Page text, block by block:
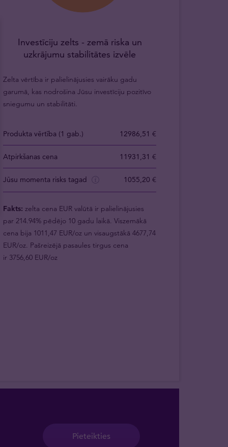
Investīciju zelts - zemā riska un
uzkrājumu stabilitātes izvēle
Zelta vērtība ir palielinājusies vairāku gadu
garumā, kas nodrošina Jūsu investīciju pozitīvo
sniegumu un stabilitāti.
Produkta vērtība (1 gab.) 12986,51 €
Atpirkšanas cena 11931,31 €
Jūsu momenta risks tagad 1055,20 €
Fakts: zelta cena EUR valūtā ir palielinājusies
par 214.94% pēdējo 10 gadu laikā. Viszemākā
cena bija 1011,47 EUR/oz un visaugstākā 4677,74
EUR/oz. Pašreizējā pasaules tirgus cena
ir 3756,60 EUR/oz
Pieteikties